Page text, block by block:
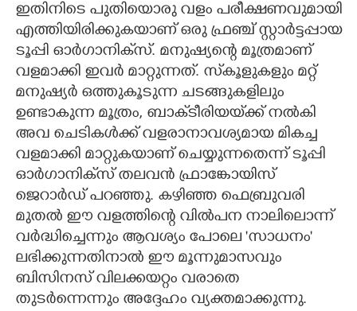
ഇതിനിടെ പുതിയൊരു വളം പരീക്ഷണവുമായി
എത്തിയിരിക്കുകയാണ് ഒരു ഫ്രഞ്ച് സ്റ്റാർട്ടപ്പായ
ടൂപ്പി ഓർഗാനിക്‌സ്. മനുഷ്യന്റെ മൂത്രമാണ്
വളമാക്കി ഇവർ മാറ്റുന്നത്. സ്‌കൂളുകളും മറ്റ്
മനുഷ്യർ ഒത്തുകൂടുന്ന ചടങ്ങുകളിലും
ഉണ്ടാകുന്ന മൂത്രം, ബാക്‌ടീരിയയ്‌ക്ക് നൽകി
അവ ചെടികൾക്ക് വളരാനാവശ്യമായ മികച്ച
വളമാക്കി മാറ്റുകയാണ് ചെയ്യുന്നതെന്ന് ടൂപ്പി
ഓർഗാനിക്‌സ് തലവൻ ഫ്രാങ്കോയിസ്
ജെറാർഡ് പറഞ്ഞു. കഴിഞ്ഞ ഫെബ്രുവരി
മുതൽ ഈ വളത്തിന്റെ വിൽപന നാലിലൊന്ന്
വർദ്ധിച്ചെന്നും ആവശ്യം പോലെ 'സാധനം'
ലഭിക്കുന്നതിനാൽ ഈ മൂന്നുമാസവും
ബിസിനസ് വിലക്കയറ്റം വരാതെ
തുടർന്നെന്നും അദ്ദേഹം വ്യക്തമാക്കുന്നു.